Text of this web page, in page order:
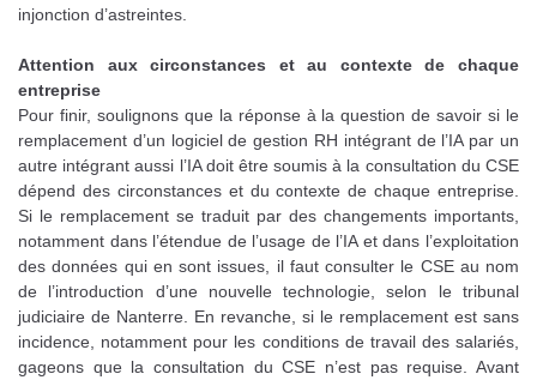
injonction d’astreintes.
Attention aux circonstances et au contexte de chaque
entreprise
Pour finir, soulignons que la réponse à la question de savoir si le
remplacement d’un logiciel de gestion RH intégrant de l’IA par un
autre intégrant aussi l’IA doit être soumis à la consultation du CSE
dépend des circonstances et du contexte de chaque entreprise.
Si le remplacement se traduit par des changements importants,
notamment dans l’étendue de l’usage de l’IA et dans l’exploitation
des données qui en sont issues, il faut consulter le CSE au nom
de l’introduction d’une nouvelle technologie, selon le tribunal
judiciaire de Nanterre. En revanche, si le remplacement est sans
incidence, notamment pour les conditions de travail des salariés,
gageons que la consultation du CSE n’est pas requise. Avant